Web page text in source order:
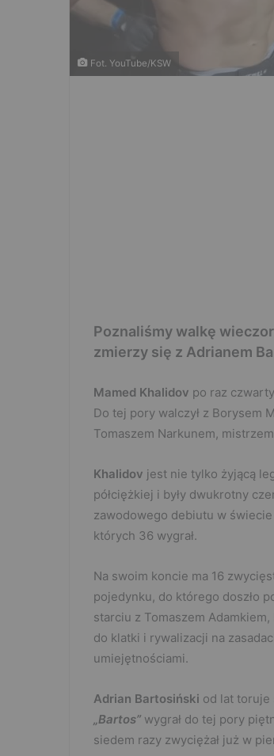
Fot. YouTube/KSW
Poznaliśmy walkę
zmierzy się z Adrianem
Mamed Khalidov po raz
Do tej pory walczył z Borysem
Tomaszem Narkunem,
Khalidov jest nie tylko żyjącą
półciężkiej i były dwukrotny
zawodowego debiutu w
których 36 wygrał.
Na swoim koncie ma 16
pojedynku, do którego doszło
starciu z Tomaszem
do klatki i rywalizacji na
umiejętnościami.
Adrian Bartosiński od lat toruje
„Bartos” wygrał do tej pory
siedem razy zwyciężał już w